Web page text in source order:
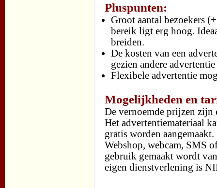
Pluspunten:
Groot aantal bezoekers
bereik ligt erg hoog.
breiden.
De kosten van een
gezien andere
Flexibele advertentie
Mogelijkheden en
De vernoemde prijzen zijn
Het advertentiemateriaal
gratis worden aangemaakt.
Webshop, webcam, SMS
gebruik gemaakt wordt
eigen dienstverlening is